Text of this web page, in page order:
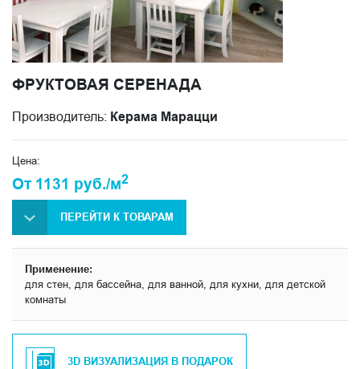
ФРУКТОВАЯ СЕРЕНАДА
Производитель: Керама Марацци
Цена:
От 1131 руб./м2
ПЕРЕЙТИ К ТОВАРАМ
Применение:
для стен, для бассейна, для ванной, для кухни, для детской
комнаты
3D ВИЗУАЛИЗАЦИЯ В ПОДАРОК